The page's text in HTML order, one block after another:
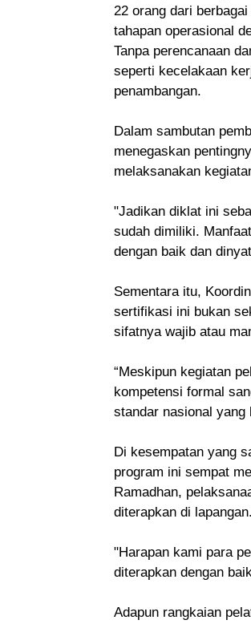
22 orang dari
tahapan operasional
Tanpa perencanaan
seperti kecelakaan
penambangan.
Dalam sambutan
menegaskan
melaksanakan
"Jadikan diklat ini
sudah dimiliki.
dengan baik dan
Sementara itu,
sertifikasi ini bukan
sifatnya wajib atau
“Meskipun kegiatan
kompetensi formal
standar nasional yang
Di kesempatan yang
program ini sempat
Ramadhan,
diterapkan di lapangan.
"Harapan kami para
diterapkan dengan
Adapun rangkaian